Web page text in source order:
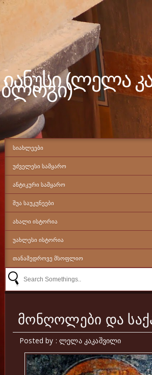
იანუსი (ლელა
ბლოგი)
ᲡᲘᲐᲮᲚᲔᲔᲑᲘ
ᲣᲫᲕᲔᲚᲔᲡᲘ ᲡᲐᲛᲧᲐᲠᲝ
ᲐᲜᲢᲘᲙᲣᲠᲘ ᲡᲐᲛᲧᲐᲠᲝ
ᲨᲣᲐ ᲡᲐᲣᲙᲣᲜᲔᲔᲑᲘ
ᲐᲮᲐᲚᲘ ᲘᲡᲢᲝᲠᲘᲐ
ᲣᲐᲮᲚᲔᲡᲘ ᲘᲡᲢᲝᲠᲘᲐ
ᲗᲐᲜᲐᲛᲔᲓᲠᲝᲕᲔ ᲛᲡᲝᲤᲚᲘᲝ
მონღოლები და
Posted by : ლელა კაკაშვილი